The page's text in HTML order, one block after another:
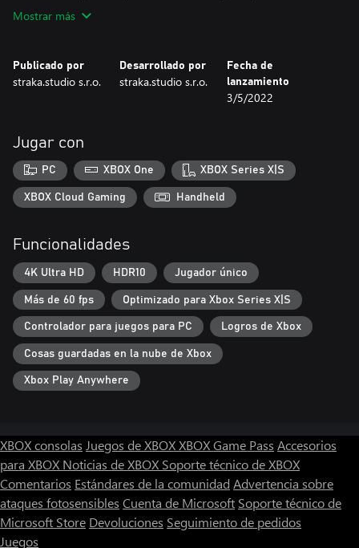
Mostrar más
Publicado por
straka.studio s.r.o.
Desarrollado por
straka.studio s.r.o.
Fecha de
lanzamiento
3/5/2022
Jugar con
PC XBOX One XBOX Series X|S
XBOX Cloud Gaming Handheld
Funcionalidades
4K Ultra HD HDR10 Jugador único
Más de 60 fps Optimizado para Xbox Series X|S
Controlador para juegos para PC Logros de Xbox
Cosas guardadas en la nube de Xbox
Xbox Play Anywhere
XBOX consolas Juegos de XBOXXBOX Game Pass Accesorios
para XBOX Noticias de XBOX Soporte técnico de XBOX
Comentarios Estándares de la comunidad Advertencia sobre
ataques fotosensibles Cuenta de Microsoft Soporte técnico de
Microsoft Store Devoluciones Seguimiento de pedidos
Juegos